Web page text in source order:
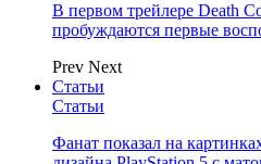
В первом трейлере Death
пробуждаются первые
Prev Next
Статьи
Статьи
Фанат показал на